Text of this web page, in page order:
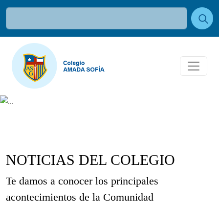
NOTICIAS DEL COLEGIO
Te damos a conocer los principales
acontecimientos de la Comunidad